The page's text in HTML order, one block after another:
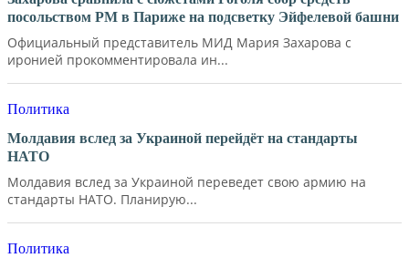
посольством РМ в Париже на подсветку Эйфелевой башни
Официальный представитель МИД Мария Захарова с
иронией прокомментировала ин...
Политика
Молдавия вслед за Украиной перейдёт на стандарты
НАТО
Молдавия вслед за Украиной переведет свою армию на
стандарты НАТО. Планирую...
Политика